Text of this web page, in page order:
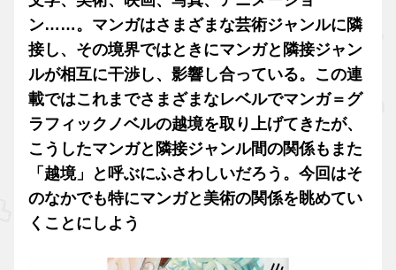
ン……。マンガはさまざまな芸術ジャンルに隣
接し、その境界ではときにマンガと隣接ジャン
ルが相互に干渉し、影響し合っている。この連
載ではこれまでさまざまなレベルでマンガ＝グ
ラフィックノベルの越境を取り上げてきたが、
こうしたマンガと隣接ジャンル間の関係もまた
「越境」と呼ぶにふさわしいだろう。今回はそ
のなかでも特にマンガと美術の関係を眺めてい
くことにしよう